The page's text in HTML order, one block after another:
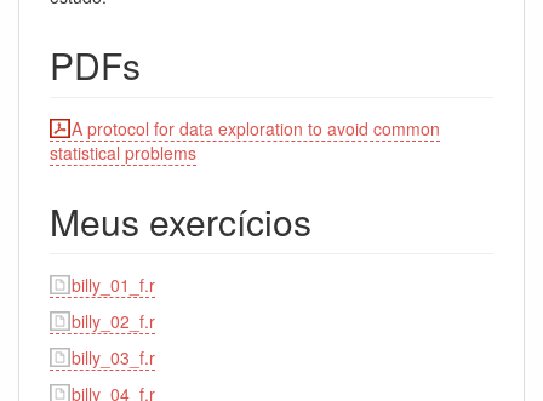
PDFs
A protocol for data exploration to avoid common
statistical problems
Meus exercícios
billy_01_f.r
billy_02_f.r
billy_03_f.r
billy_04_f.r